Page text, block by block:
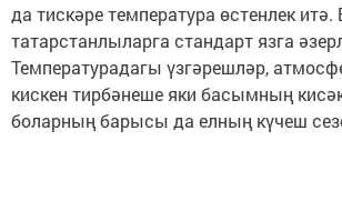
да тискәре температура өстенлек итә.
татарстанлыларга стандарт язга
Температурадагы үзгәрешләр,
кискен тирбәнеше яки басымның
боларның барысы да елның күчеш